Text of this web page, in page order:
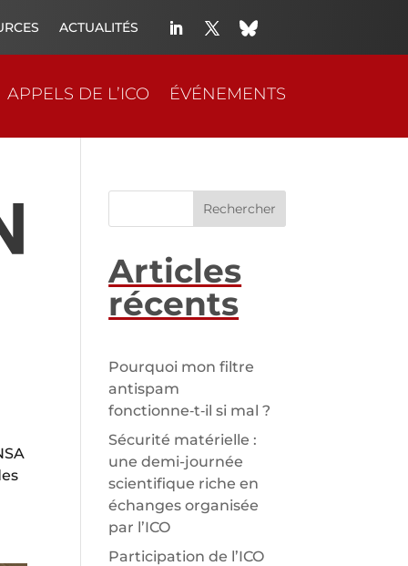
ACTUALITÉS
APPELS DE L’ICO ÉVÉNEMENTS
Rechercher
Articles
récents
Pourquoi mon filtre
antispam
fonctionne‑t‑il si mal ?
Sécurité matérielle :
une demi-journée
scientifique riche en
échanges organisée
par l’ICO
Participation de l’ICO